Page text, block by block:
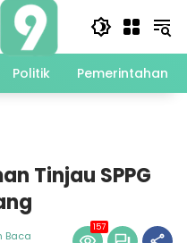
Politik Pemerintahan
Tinjau SPPG
Baca
157